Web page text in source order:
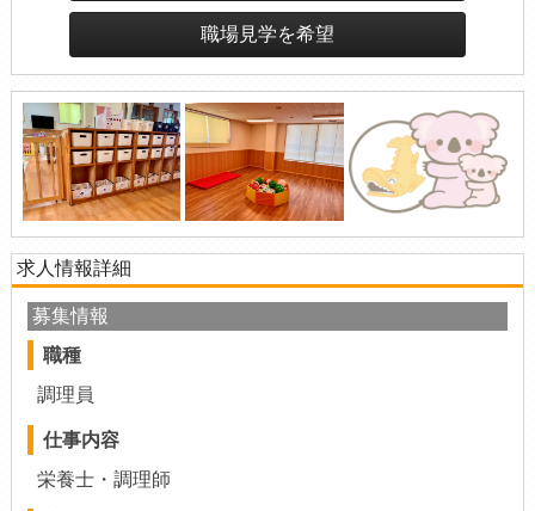
職場見学を希望
求人情報詳細
募集情報
職種
調理員
仕事内容
栄養士・調理師